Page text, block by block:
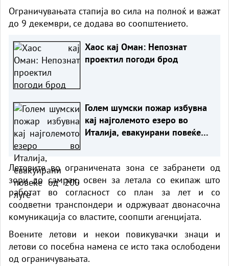
Ограничувањата стапија во сила на полноќ и важат
до 9 декември, се додава во соопштението.
Хаос кај Оман: Непознат
проектил погоди брод
Голем шумски пожар избувна
кај најголемото езеро во
Италија, евакуирани повеќе
Летовите во ограничената зона се забранети од
зори до самрак, освен за летала со екипаж што
работат во согласност со план за лет и со
соодветни транспондери и одржуваат двонасочна
комуникација со властите, соопшти агенцијата.
Воените летови и некои повикувачки знаци и
летови со посебна намена се исто така ослободени
од ограничувањата.